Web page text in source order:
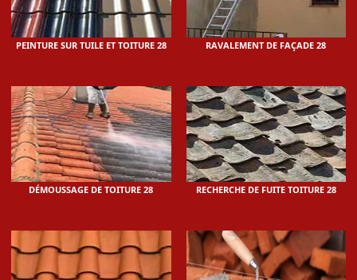
PEINTURE SUR TUILE ET TOITURE 28 RAVALEMENT DE FAÇADE 28
DÉMOUSSAGE DE TOITURE 28 RECHERCHE DE FUITE TOITURE 28